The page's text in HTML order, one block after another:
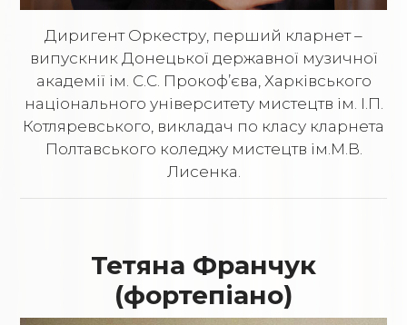
Диригент Оркестру, перший кларнет –
випускник Донецької державної музичної
академії ім. С.С. Прокоф’єва, Харківського
національного університету мистецтв ім. І.П.
Котляревського, викладач по класу кларнета
Полтавського коледжу мистецтв ім.М.В.
Лисенка.
Тетяна Франчук
(фортепіано)